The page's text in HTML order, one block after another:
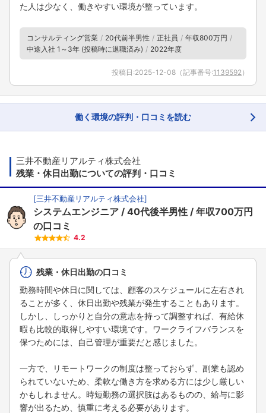
た人は少なく、働きやすい環境が整っています。
コンサルティング営業 20代前半男性 正社員
年収800万円
中途入社 1～3年 (投稿時に退職済み)
2022年度
投稿日:2025-12-08 （記事番号:1139592 ）
働く環境の評判・口コミを読む
三井不動産リアルティ株式会社
残業・休日出勤についての評判・口コミ
[三井不動産リアルティ株式会社]
システムエンジニア 40代後半男性
年収700万円
の口コミ
4.2
残業・休日出勤の口コミ
勤務時間や休日に関しては、顧客のスケジュールに左右され
ることが多く、休日出勤や残業が発生することもあります。
しかし、しっかりと自分の意志を持って調整すれば、有給休
暇も比較的取得しやすい環境です。ワークライフバランスを
保つためには、自己管理が重要だと感じました。
一方で、リモートワークの制度は整っておらず、副業も認め
られていないため、柔軟な働き方を求める方には少し厳しい
かもしれません。時短勤務の選択肢はあるものの、給与に影
響が出るため、慎重に考える必要があります。